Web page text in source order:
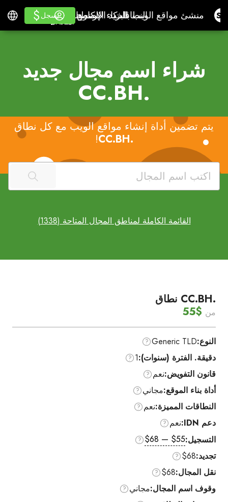
منشئ مواقع الويب بالذكاء الاصطناعي
منشئ مواقع الويب بالذكاء الاصطناعي
النطاقات
النطاقاتالبريد الإلكتروني
البريد الإلكترونيبرنامج محاسبة
برنامج محاسبةللموزعينالبطاقة
للموزعين
البطاقة البيضاء
يتعلم
يتعلم
يسجل
يسجل
تسجيل الدخول
$
$
شراء اسم مجال جديد
.CC.BH
يتم تضمين أداة إنشاء مواقع الويب مع كل نطاق
.CC.BH
!
القائمة الكاملة لمناطق المجال المتاحة (1338)
.CC.BH نطاق
من $55
النوع:Generic TLD
دقيقة. الفترة (سنوات):1
قانون التفويض:نعم
أداة بناء الموقع:مجاني
النطاقات المميزة:نعم
دعم IDN:
نعم
التسجيل:$55 — $68
تجديد:$68
نقل المجال:$68
وقوف اسم المجال:مجاني